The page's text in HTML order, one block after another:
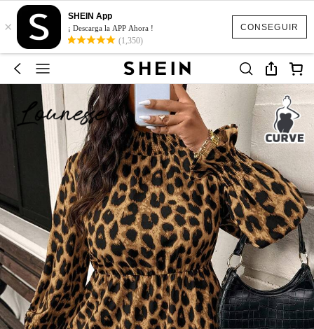
CONSEGUIR
×
SHEIN App
¡ Descarga la APP Ahora !
(1,350)